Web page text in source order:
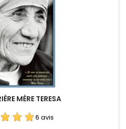
MÈRE TERESA
6 avis